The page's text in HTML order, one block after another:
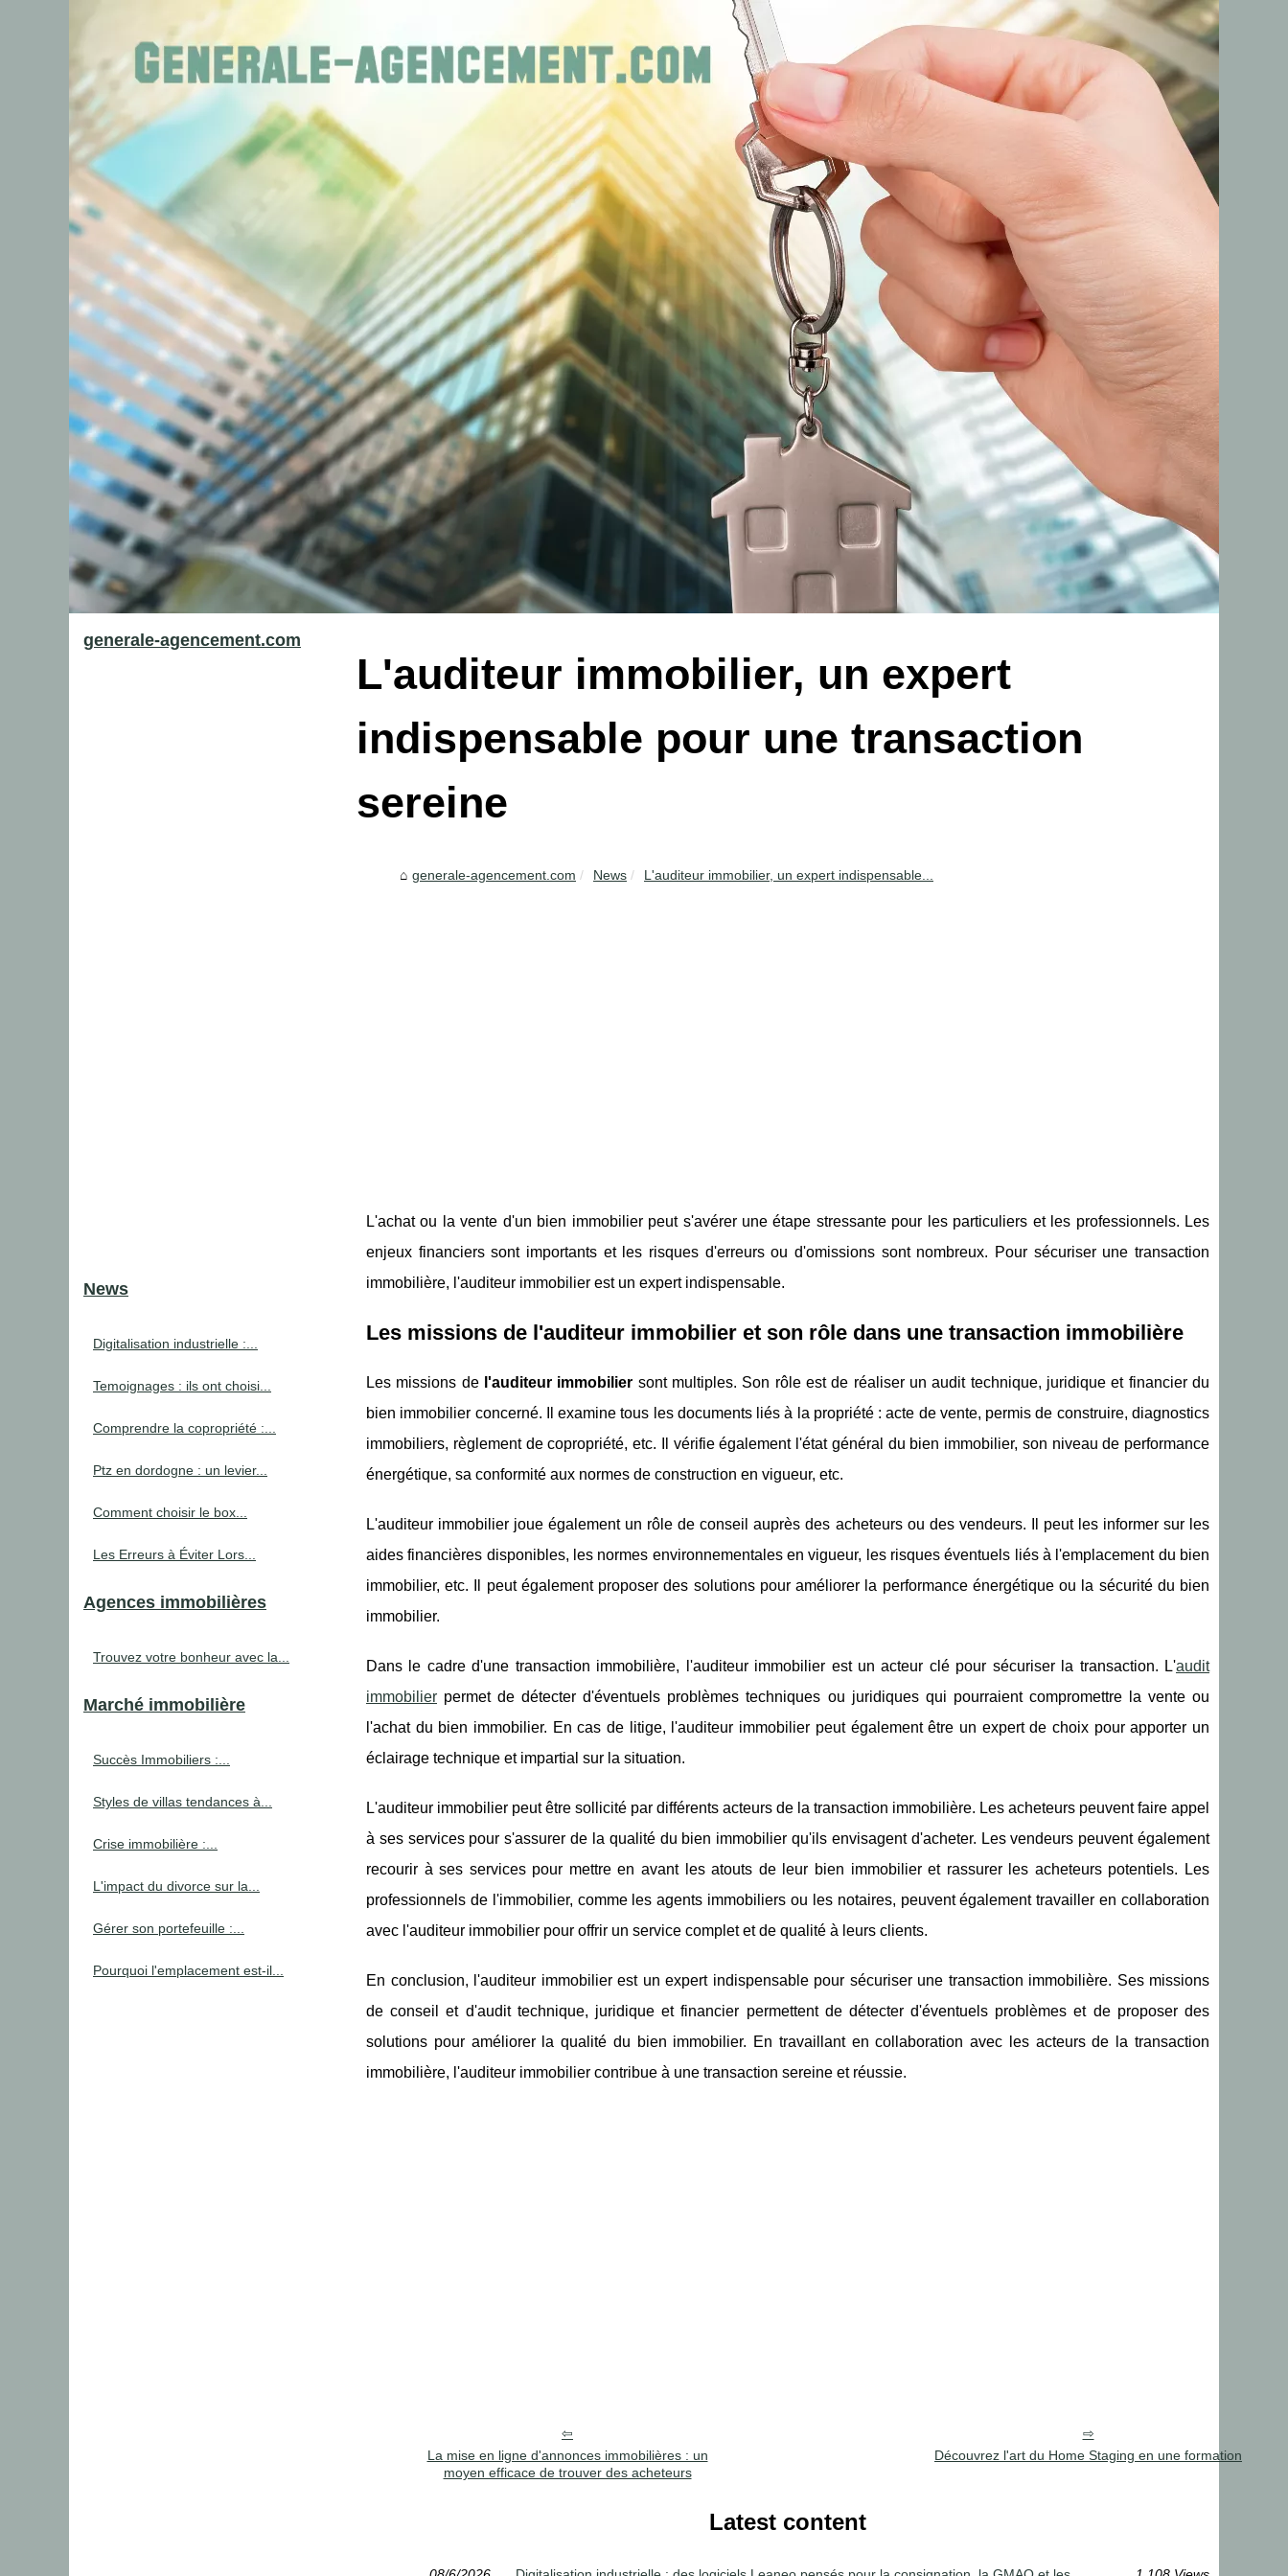
L'auditeur immobilier, un expert
indispensable pour une transaction
sereine
generale-agencement.com News L'auditeur immobilier, un expert indispensable...
L'achat ou la vente d'un bien immobilier peut s'avérer une étape stressante pour les particuliers et les professionnels. Les
enjeux financiers sont importants et les risques d'erreurs ou d'omissions sont nombreux. Pour sécuriser une transaction
immobilière, l'auditeur immobilier est un expert indispensable.
Les missions de l'auditeur immobilier et son rôle dans une transaction immobilière
Les missions de l'auditeur immobilier sont multiples. Son rôle est de réaliser un audit technique, juridique et financier du
bien immobilier concerné. Il examine tous les documents liés à la propriété : acte de vente, permis de construire, diagnostics
immobiliers, règlement de copropriété, etc. Il vérifie également l'état général du bien immobilier, son niveau de performance
énergétique, sa conformité aux normes de construction en vigueur, etc.
L'auditeur immobilier joue également un rôle de conseil auprès des acheteurs ou des vendeurs. Il peut les informer sur les
aides financières disponibles, les normes environnementales en vigueur, les risques éventuels liés à l'emplacement du bien
immobilier, etc. Il peut également proposer des solutions pour améliorer la performance énergétique ou la sécurité du bien
immobilier.
Dans le cadre d'une transaction immobilière, l'auditeur immobilier est un acteur clé pour sécuriser la transaction. L'audit
immobilier permet de détecter d'éventuels problèmes techniques ou juridiques qui pourraient compromettre la vente ou
l'achat du bien immobilier. En cas de litige, l'auditeur immobilier peut également être un expert de choix pour apporter un
éclairage technique et impartial sur la situation.
L'auditeur immobilier peut être sollicité par différents acteurs de la transaction immobilière. Les acheteurs peuvent faire appel
à ses services pour s'assurer de la qualité du bien immobilier qu'ils envisagent d'acheter. Les vendeurs peuvent également
recourir à ses services pour mettre en avant les atouts de leur bien immobilier et rassurer les acheteurs potentiels. Les
professionnels de l'immobilier, comme les agents immobiliers ou les notaires, peuvent également travailler en collaboration
avec l'auditeur immobilier pour offrir un service complet et de qualité à leurs clients.
En conclusion, l'auditeur immobilier est un expert indispensable pour sécuriser une transaction immobilière. Ses missions
de conseil et d'audit technique, juridique et financier permettent de détecter d'éventuels problèmes et de proposer des
solutions pour améliorer la qualité du bien immobilier. En travaillant en collaboration avec les acteurs de la transaction
immobilière, l'auditeur immobilier contribue à une transaction sereine et réussie.
La mise en ligne d'annonces immobilières : un
moyen efficace de trouver des acheteurs
Découvrez l'art du Home Staging en une formation
Latest content
generale-agencement.com
News
Digitalisation industrielle :...
Temoignages : ils ont choisi...
Comprendre la copropriété :...
Ptz en dordogne : un levier...
Comment choisir le box...
Les Erreurs à Éviter Lors...
Agences immobilières
Trouvez votre bonheur avec la...
Marché immobilière
Succès Immobiliers :...
Styles de villas tendances à...
Crise immobilière :...
L'impact du divorce sur la...
Gérer son portefeuille :...
Pourquoi l'emplacement est-il...